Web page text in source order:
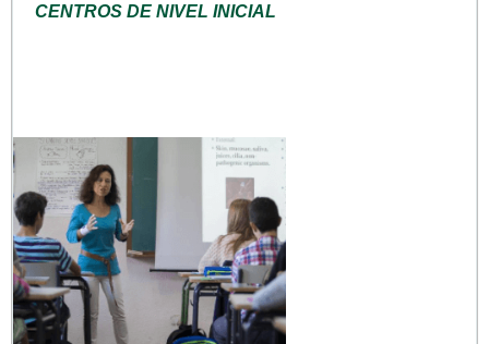
CENTROS DE NIVEL INICIAL